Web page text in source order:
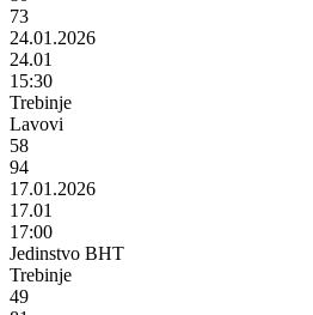
73
24.01.2026
24.01
15:30
Trebinje
Lavovi
58
94
17.01.2026
17.01
17:00
Jedinstvo BHT
Trebinje
49